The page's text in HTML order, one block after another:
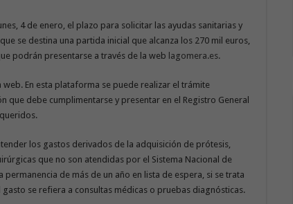
4 de enero, el plazo para solicitar las ayudas sanitarias y
se destina una partida inicial que alcanza los 270 mil euros,
podrán presentarse a través de la web lagomera.es.
En esta plataforma se puede realizar el trámite
que debe cumplimentarse y presentar en el Registro General
los gastos derivados de la adquisición de prótesis,
que no son atendidas por el Sistema Nacional de
permanencia de más de un año en lista de espera, si se trata
se refiera a consultas médicas o pruebas diagnósticas.